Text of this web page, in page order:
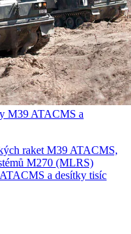
M39 ATACMS a
raket M39 ATACMS,
M270 (MLRS)
a desítky tisíc